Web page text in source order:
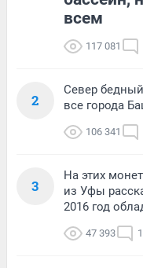
всем
117 081
2
Север
все города
106 341
3
На этих
из Уфы
2016 год
47 393